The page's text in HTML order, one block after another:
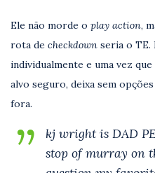
Ele não morde o play action,
rota de checkdown seria o TE.
individualmente e uma vez
alvo seguro, deixa sem
fora.
kj wright is DAD
stop of murray on